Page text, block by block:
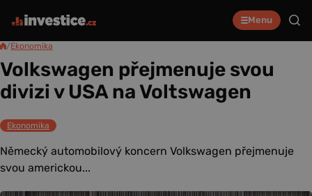
Menu
/Ekonomika
Volkswagen přejmenuje svou
divizi v USA na Voltswagen
Ekonomika
Německý automobilový koncern Volkswagen přejmenuje
svou americkou...